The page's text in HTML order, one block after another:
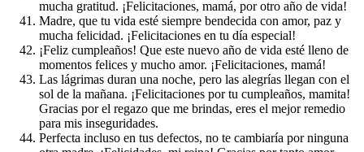
mucha gratitud. ¡Felicitaciones, mamá, por otro año de vida!
Madre, que tu vida esté siempre bendecida con amor, paz y
mucha felicidad. ¡Felicitaciones en tu día especial!
¡Feliz cumpleaños! Que este nuevo año de vida esté lleno de
momentos felices y mucho amor. ¡Felicitaciones, mamá!
Las lágrimas duran una noche, pero las alegrías llegan con el
sol de la mañana. ¡Felicitaciones por tu cumpleaños, mamita!
Gracias por el regazo que me brindas, eres el mejor remedio
para mis inseguridades.
Perfecta incluso en tus defectos, no te cambiaría por ninguna